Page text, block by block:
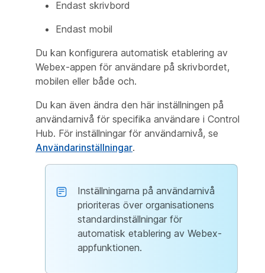
Endast skrivbord
Endast mobil
Du kan konfigurera automatisk etablering av
Webex-appen för användare på skrivbordet,
mobilen eller både och.
Du kan även ändra den här inställningen på
användarnivå för specifika användare i Control
Hub. För inställningar för användarnivå, se
Användarinställningar.
Inställningarna på användarnivå
prioriteras över organisationens
standardinställningar för
automatisk etablering av Webex-
appfunktionen.